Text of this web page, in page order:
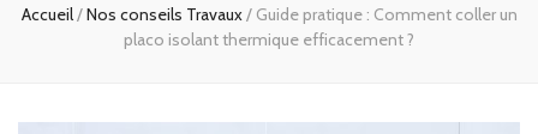
Accueil/Nos conseils Travaux/ Guide pratique : Comment coller un
placo isolant thermique efficacement ?